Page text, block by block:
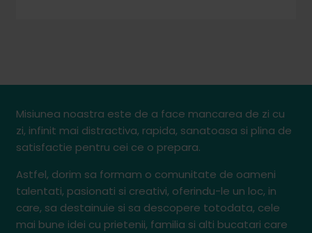
Misiunea noastra este de a face mancarea de zi cu
zi, infinit mai distractiva, rapida, sanatoasa si plina de
satisfactie pentru cei ce o prepara.
Astfel, dorim sa formam o comunitate de oameni
talentati, pasionati si creativi, oferindu-le un loc, in
care, sa destainuie si sa descopere totodata, cele
mai bune idei cu prietenii, familia si alti bucatari care